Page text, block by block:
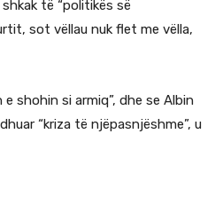
të “politikës së
sot vëllau nuk flet me vëlla,
shohin si armiq”, dhe se Albin
“kriza të njëpasnjëshme”, u